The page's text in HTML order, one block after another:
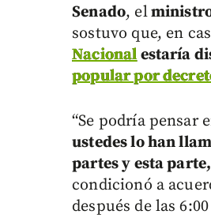
Senado, el
sostuvo que, en
Nacionalestaría
popular por
“Se podría pensar
ustedes lo han
partes y esta
condicionó a
después de las